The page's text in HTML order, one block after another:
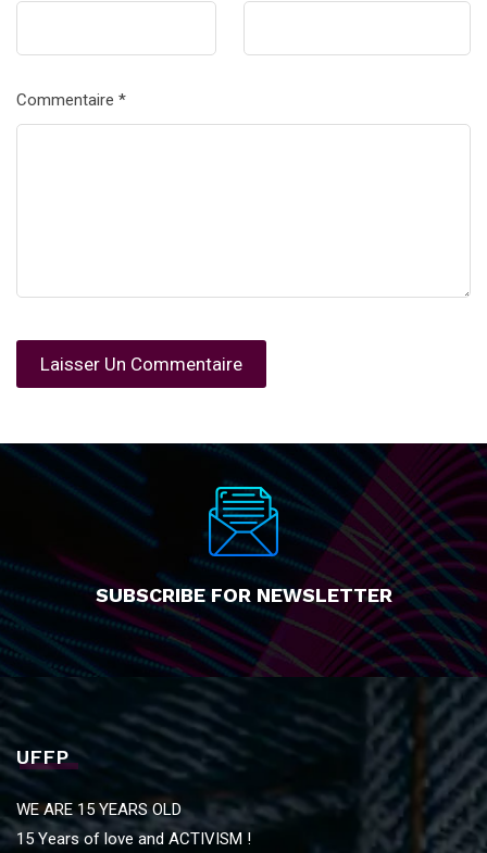
Commentaire *
SUBSCRIBE FOR NEWSLETTER
UFFP
WE ARE 15 YEARS OLD
15 Years of love and ACTIVISM !